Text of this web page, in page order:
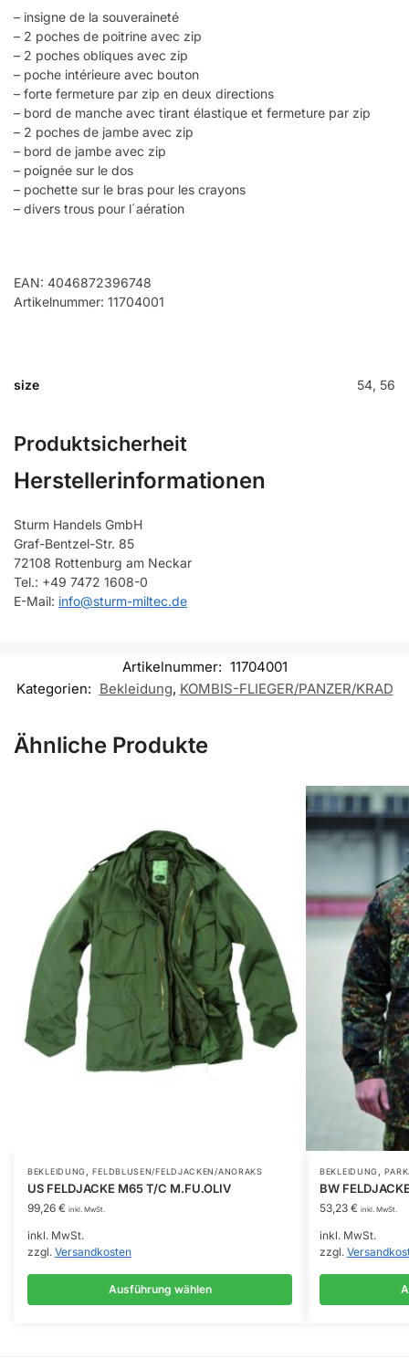
– insigne de la souveraineté
– 2 poches de poitrine avec zip
– 2 poches obliques avec zip
– poche intérieure avec bouton
– forte fermeture par zip en deux directions
– bord de manche avec tirant élastique et fermeture par zip
– 2 poches de jambe avec zip
– bord de jambe avec zip
– poignée sur le dos
– pochette sur le bras pour les crayons
– divers trous pour l´aération
EAN: 4046872396748
Artikelnummer: 11704001
size 54, 56
Produktsicherheit
Herstellerinformationen
Sturm Handels GmbH
Graf-Bentzel-Str. 85
72108 Rottenburg am Neckar
Tel.: +49 7472 1608-0
E-Mail: info@sturm-miltec.de
Artikelnummer: 11704001
Kategorien: Bekleidung, KOMBIS-FLIEGER/PANZER/KRAD
Ähnliche Produkte
BEKLEIDUNG,FELDBLUSEN/FELDJACKEN/ANORAKS
US FELDJACKE M65 T/C M.FU.OLIV
99,26 € inkl. MwSt.
inkl. MwSt.
zzgl. Versandkosten
Ausführung wählen
Dieses
Produkt
weist
mehrere
Varianten
Die
BEKLEIDUNG,
BW
53,23 € inkl. MwSt.
inkl. MwSt.
zzgl.
Dieses
Produkt
weist
mehrere
Varianten
Die